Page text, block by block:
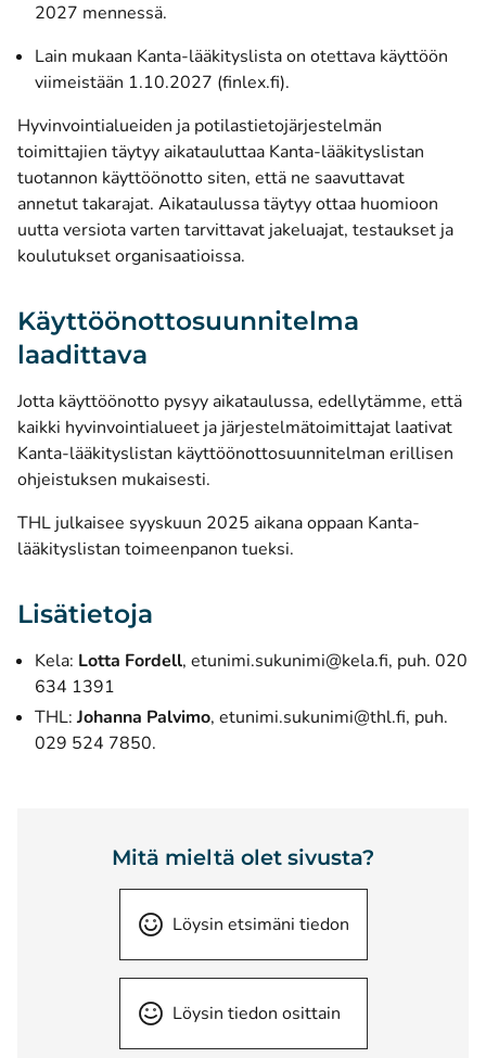
2027 mennessä.
Lain mukaan Kanta-lääkityslista on otettava käyttöön
viimeistään 1.10.2027 (finlex.fi)(avautuu uuteen
.
Hyvinvointialueiden ja potilastietojärjestelmän
toimittajien täytyy aikatauluttaa Kanta-lääkityslistan
tuotannon käyttöönotto siten, että ne saavuttavat
annetut takarajat. Aikataulussa täytyy ottaa huomioon
uutta versiota varten tarvittavat jakeluajat, testaukset ja
koulutukset organisaatioissa.
Käyttöönottosuunnitelma
laadittava
Jotta käyttöönotto pysyy aikataulussa, edellytämme, että
kaikki hyvinvointialueet ja järjestelmätoimittajat laativat
Kanta-lääkityslistan käyttöönottosuunnitelman erillisen
ohjeistuksen mukaisesti.
THL julkaisee syyskuun 2025 aikana oppaan Kanta-
lääkityslistan toimeenpanon tueksi.
Lisätietoja
Kela: Lotta Fordell, etunimi.sukunimi@kela.fi, puh. 020
634 1391
THL:Johanna Palvimo, etunimi.sukunimi@thl.fi, puh.
029 524 7850.
Mitä mieltä olet sivusta?
Löysin etsimäni tiedon
Löysin tiedon osittain